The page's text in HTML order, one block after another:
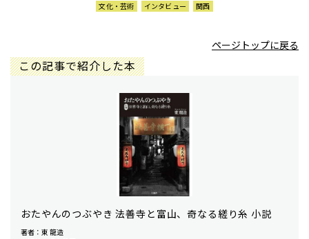
文化・芸術 インタビュー 関西
ページトップに戻る
この記事で紹介した本
おたやんのつぶやき 法善寺と富山、奇なる縒り糸 小説
著者：東 龍造